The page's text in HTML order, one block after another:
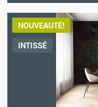
NOUVEAUTÉ!
INTISSÉ